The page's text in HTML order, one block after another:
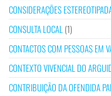
CONSIDERAÇÕES
CONSULTA LOCAL(1)
CONTACTOS COM PESSOAS EM
CONTEXTO VIVENCIAL DO
CONTRIBUIÇÃO DA OFENDIDA